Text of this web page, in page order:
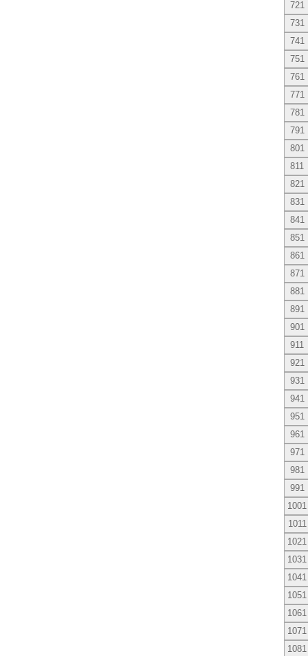
721
731
741
751
761
771
781
791
801
811
821
831
841
851
861
871
881
891
901
911
921
931
941
951
961
971
981
991
1001
1011
1021
1031
1041
1051
1061
1071
1081